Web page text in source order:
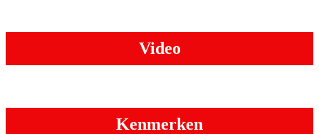
Video
Kenmerken